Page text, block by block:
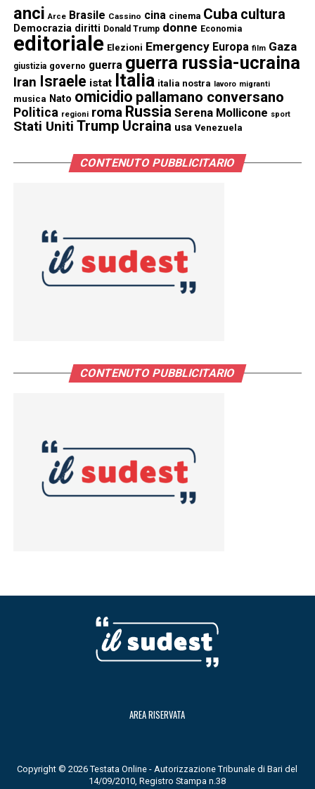
anci Arce Brasile Cassino cina cinema Cuba cultura
Democrazia diritti Donald Trump donne Economia
editoriale Elezioni Emergency Europa film Gaza
giustizia governo guerra guerra russia-ucraina
Iran Israele istat Italia italia nostra lavoro migranti
musica Nato omicidio pallamano conversano
Politica regioni roma Russia Serena Mollicone sport
Stati Uniti Trump Ucraina usa Venezuela
CONTENUTO PUBBLICITARIO
CONTENUTO PUBBLICITARIO
AREA RISERVATA
Copyright © 2026 Testata Online - Autorizzazione Tribunale di Bari del
14/09/2010, Registro Stampa n.38